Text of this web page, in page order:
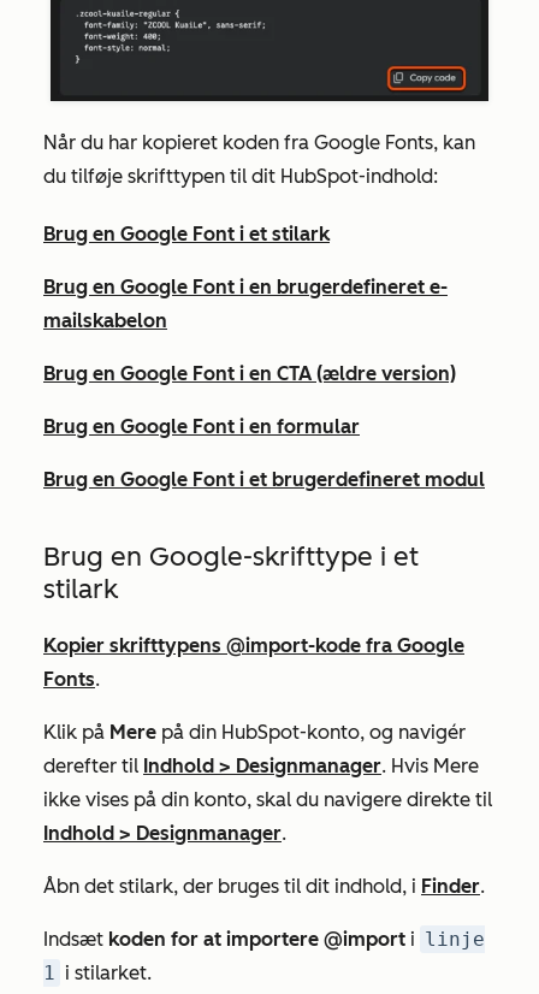
Når du har kopieret koden fra Google Fonts, kan
du tilføje skrifttypen til dit HubSpot-indhold:
Brug en Google Font i et stilark
Brug en Google Font i en brugerdefineret e-
mailskabelon
Brug en Google Font i en CTA (ældre version)
Brug en Google Font i en formular
Brug en Google Font i et brugerdefineret modul
Brug en Google-skrifttype i et
stilark
Kopier skrifttypens @import-kode fra Google
Fonts.
Klik på Mere på din HubSpot-konto, og navigér
derefter til Indhold > Designmanager. Hvis Mere
ikke vises på din konto, skal du navigere direkte til
Indhold > Designmanager.
Åbn det stilark, der bruges til dit indhold, i Finder.
Indsæt koden for at importere @import i linje
1
i stilarket.